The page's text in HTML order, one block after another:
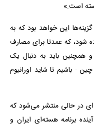
است.»
این خواهد بود که به
شود، که عمدتا برای مصارف
همچنین باید به دنبال یک
- باشیم تا شاید اورانیوم
در حالی منتشر می‌شود که
برنامه هسته‌ای ایران و